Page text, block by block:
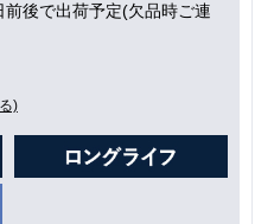
後で出荷予定(欠品時ご連
)